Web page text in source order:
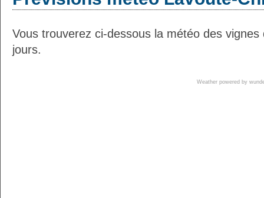
Vous trouverez ci-dessous la météo des
jours.
Weather powered by